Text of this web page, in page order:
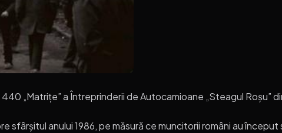
„Matrițe” a Întreprinderii de Autocamioane „Steagul Roșu”
sfârșitul anului 1986, pe măsură ce muncitorii români au